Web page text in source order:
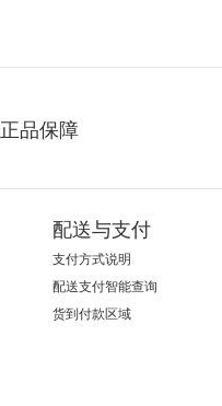
正品保障
配送与支付
支付方式说明
配送支付智能查询
货到付款区域